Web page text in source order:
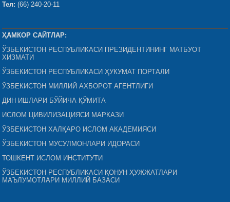
Тел: (66) 240-20-11
ҲАМКОР САЙТЛАР:
ЎЗБЕКИСТОН РЕСПУБЛИКАСИ ПРЕЗИДЕНТИНИНГ МАТБУОТ
ХИЗМАТИ
ЎЗБЕКИСТОН РЕСПУБЛИКАСИ ҲУКУМАТ ПОРТАЛИ
ЎЗБЕКИСТОН МИЛЛИЙ АХБОРОТ АГЕНТЛИГИ
ДИН ИШЛАРИ БЎЙИЧА ҚЎМИТА
ИСЛОМ ЦИВИЛИЗАЦИЯСИ МАРКАЗИ
ЎЗБЕКИСТОН ХАЛҚАРО ИСЛОМ АКАДЕМИЯСИ
ЎЗБЕКИСТОН МУСУЛМОНЛАРИ ИДОРАСИ
ТОШКЕНТ ИСЛОМ ИНСТИТУТИ
ЎЗБЕКИСТОН РЕСПУБЛИКАСИ ҚОНУН ҲУЖЖАТЛАРИ
МАЪЛУМОТЛАРИ МИЛЛИЙ БАЗАСИ